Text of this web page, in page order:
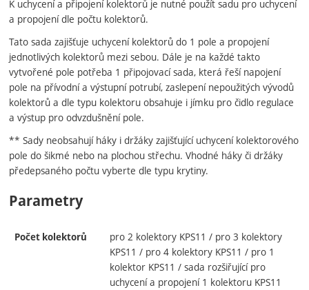
K uchycení a připojení kolektorů je nutné použít sadu pro uchycení
a propojení dle počtu kolektorů.
Tato sada zajišťuje uchycení kolektorů do 1 pole a propojení
jednotlivých kolektorů mezi sebou. Dále je na každé takto
vytvořené pole potřeba 1 připojovací sada, která řeší napojení
pole na přívodní a výstupní potrubí, zaslepení nepoužitých vývodů
kolektorů a dle typu kolektoru obsahuje i jímku pro čidlo regulace
a výstup pro odvzdušnění pole.
** Sady neobsahují háky i držáky zajišťující uchycení kolektorového
pole do šikmé nebo na plochou střechu. Vhodné háky či držáky
předepsaného počtu vyberte dle typu krytiny.
Parametry
Počet kolektorů
pro 2 kolektory KPS11 / pro 3 kolektory
KPS11 / pro 4 kolektory KPS11 / pro 1
kolektor KPS11 / sada rozšiřující pro
uchycení a propojení 1 kolektoru KPS11